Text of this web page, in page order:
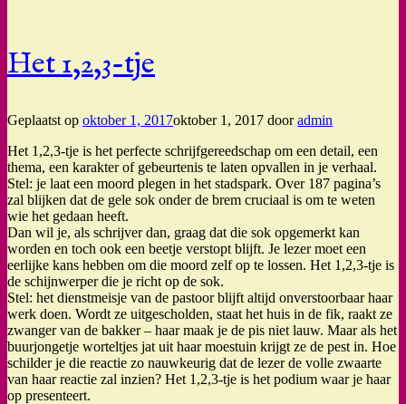
Het 1,2,3-tje
Geplaatst op oktober 1, 2017oktober 1, 2017 dooradmin
Het 1,2,3-tje is het perfecte schrijfgereedschap om een detail, een
thema, een karakter of gebeurtenis te laten opvallen in je verhaal.
Stel: je laat een moord plegen in het stadspark. Over 187 pagina’s
zal blijken dat de gele sok onder de brem cruciaal is om te weten
wie het gedaan heeft.
Dan wil je, als schrijver dan, graag dat die sok opgemerkt kan
worden en toch ook een beetje verstopt blijft. Je lezer moet een
eerlijke kans hebben om die moord zelf op te lossen. Het 1,2,3-tje is
de schijnwerper die je richt op de sok.
Stel: het dienstmeisje van de pastoor blijft altijd onverstoorbaar haar
werk doen. Wordt ze uitgescholden, staat het huis in de fik, raakt ze
zwanger van de bakker – haar maak je de pis niet lauw. Maar als het
buurjongetje worteltjes jat uit haar moestuin krijgt ze de pest in. Hoe
schilder je die reactie zo nauwkeurig dat de lezer de volle zwaarte
van haar reactie zal inzien? Het 1,2,3-tje is het podium waar je haar
op presenteert.